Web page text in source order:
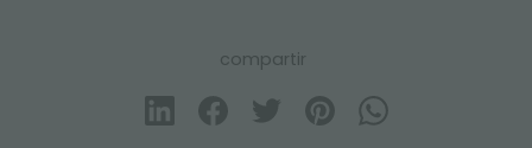
compartir